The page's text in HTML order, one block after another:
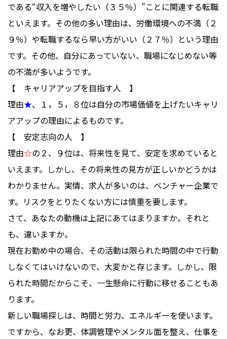
である“収入を増やしたい（３５％）”ことに関連する転職
といえます。その他の多い理由は、労働環境への不満（２
９％）や転職するなら早い方がいい（２７％）という理由
です。その他、自分にあっていない、職場になじめない等
の不満が多いようです。
【 キャリアアップを目指す人 】
理由★、１，５，８位は自分の市場価値を上げたいキャリ
アアップの理由によるものです。
【 安定志向の人 】
理由☆の２、９位は、将来性を見て、安定を求めていると
いえます。しかし、その将来性の見方が正しいかどうかは
わかりません。実情、求人が多いのは、ベンチャー企業で
す。リスクをとりたくない方には慎重を要します。
さて、あなたの動機は上記にあてはまりますか。それと
も、違いますか。
現在お勤め中の場合、その活動は限られた時間の中で行動
しなくてはいけないので、大変かと存じます。しかし、限
られた時間だからこそ、一生懸命に行動に移せることもあ
ります。
新しい職場探しは、時間と労力、エネルギーを使います。
ですから、なお更、体調管理やメンタル面を整え、仕事を